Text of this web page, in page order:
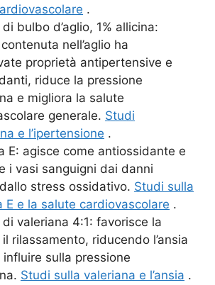
.
bulbo d’aglio, 1% allicina:
contenuta nell’aglio ha
proprietà antipertensive e
riduce la pressione
e migliora la salute
generale. Studi
e l’ipertensione .
E: agisce come antiossidante e
i vasi sanguigni dai danni
stress ossidativo. Studi sulla
E e la salute cardiovascolare .
valeriana 4:1: favorisce la
rilassamento, riducendo l’ansia
influire sulla pressione
Studi sulla valeriana e l’ansia .